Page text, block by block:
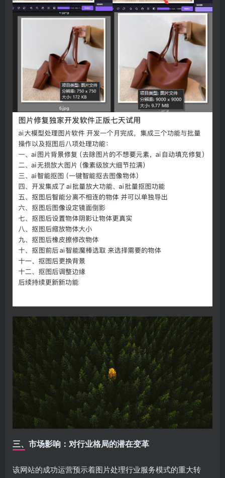
三、市场影响：对行业格局的潜在变革
该网站的成功运营预示着图片处理行业服务模式的重大转